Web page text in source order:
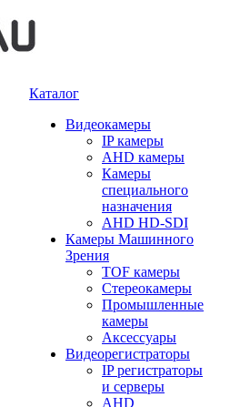
Каталог
Видеокамеры
IP камеры
AHD камеры
Камеры
специального
назначения
AHD HD-SDI
Камеры Машинного
Зрения
TOF камеры
Стереокамеры
Промышленные
камеры
Аксессуары
Видеорегистраторы
IP регистраторы
и серверы
AHD